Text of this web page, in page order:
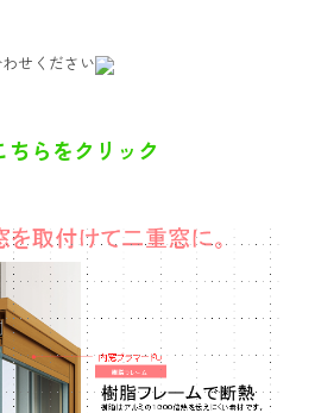
せください
らをクリック